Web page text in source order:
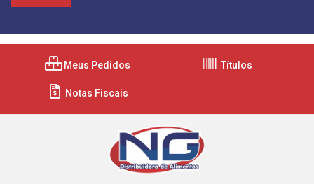
Meus Pedidos Títulos
Notas Fiscais